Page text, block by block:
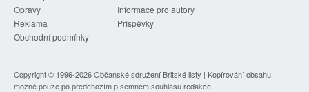
Opravy
Informace pro autory
Reklama
Příspěvky
Obchodní podmínky
Copyright © 1996-2026Občanské sdružení Britské listy | Kopírování obsahu
možné pouze po předchozím písemném souhlasu redakce.